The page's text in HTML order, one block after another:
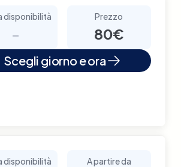
disponibilità
-
Prezzo
80€
Scegli giorno e ora
disponibilità A partire da